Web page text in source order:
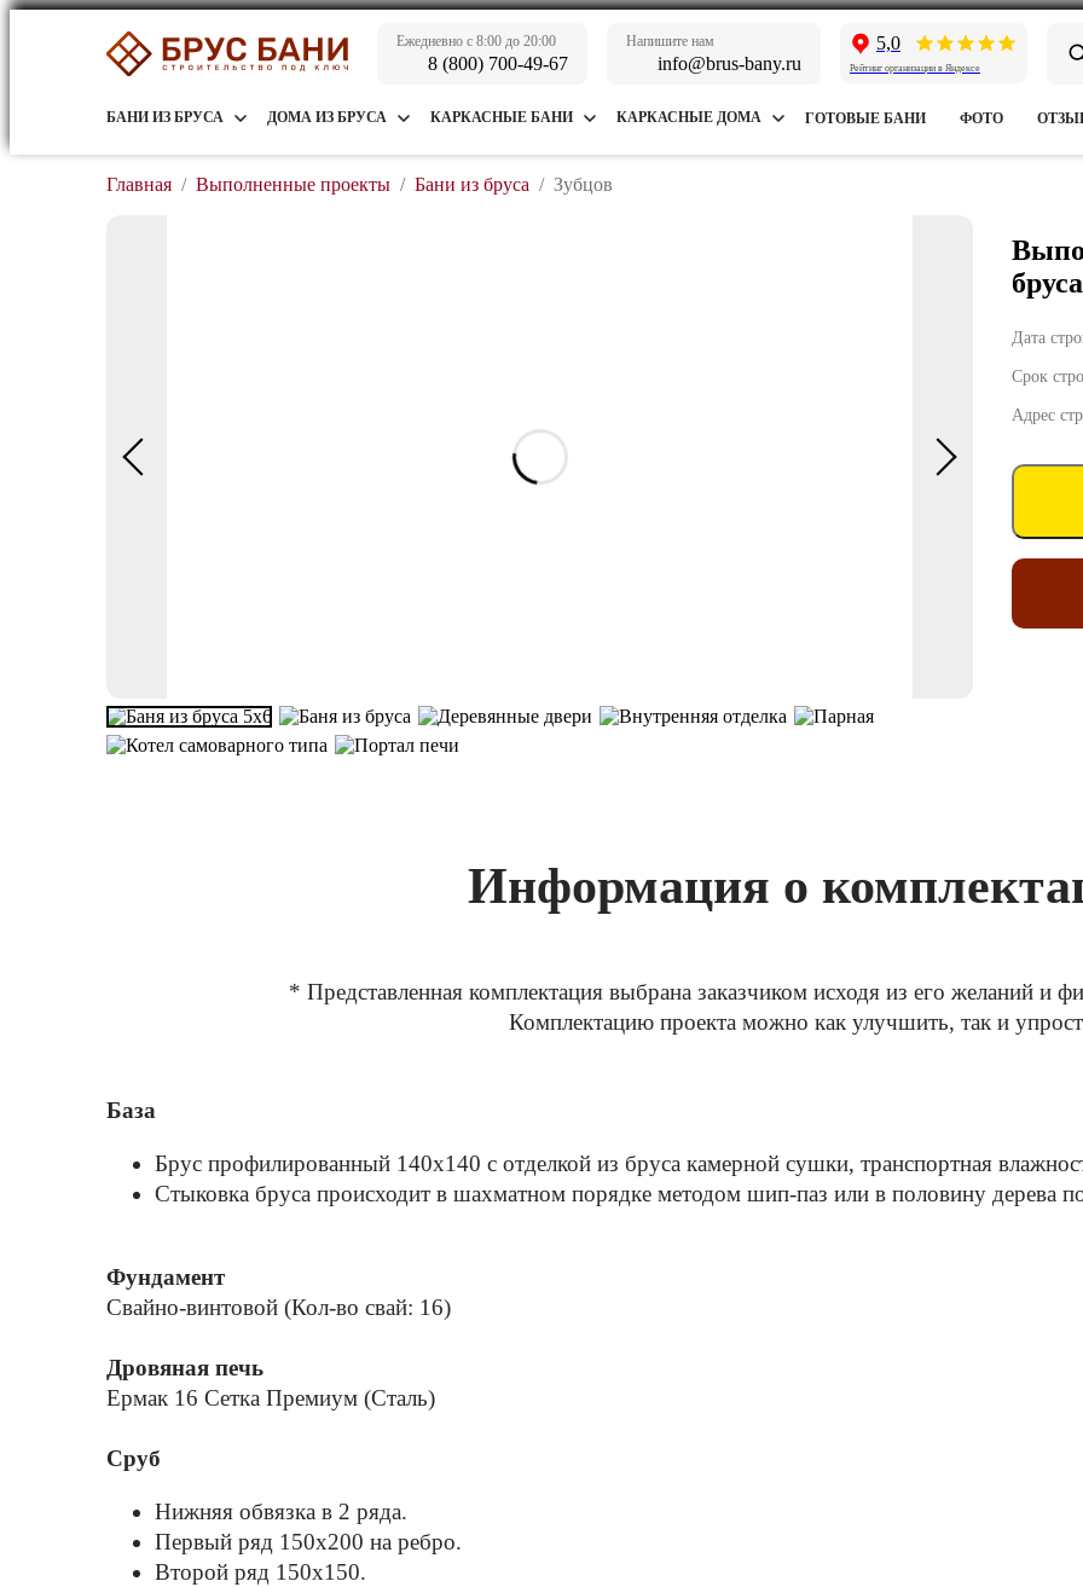
Ежедневно с 8:00 до 20:00
8 (800) 700-49-67
Напишите нам
info@brus-bany.ru
5,0
Рейтинг организации в Яндексе
БАНИ ИЗ БРУСА ДОМА ИЗ БРУСА КАРКАСНЫЕ БАНИ КАРКАСНЫЕ ДОМА ГОТОВЫЕ БАНИ ФОТО
Главная / Выполненные проекты / Бани из бруса / Зубцов
Дата
Срок
Адрес
Информация о
* Представленная комплектация выбрана заказчиком исходя из его желаний и
Комплектацию проекта можно как улучшить, так и
База
Брус профилированный 140x140 с отделкой из бруса камерной сушки, транспортная
Стыковка бруса происходит в шахматном порядке методом шип-паз или в половину дерева
Фундамент
Свайно-винтовой (Кол-во свай: 16)
Дровяная печь
Ермак 16 Сетка Премиум (Сталь)
Сруб
Нижняя обвязка в 2 ряда.
Первый ряд 150x200 на ребро.
Второй ряд 150x150.